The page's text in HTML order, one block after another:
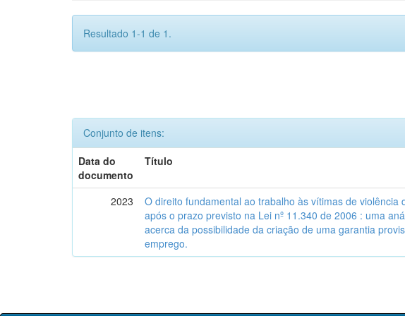
Resultado 1-1 de 1.
Conjunto de itens:
Data do
documento
Título
2023
O direito fundamental ao trabalho às vítimas de violência
após o prazo previsto na Lei nº 11.340 de 2006 : uma
acerca da possibilidade da criação de uma garantia
emprego.